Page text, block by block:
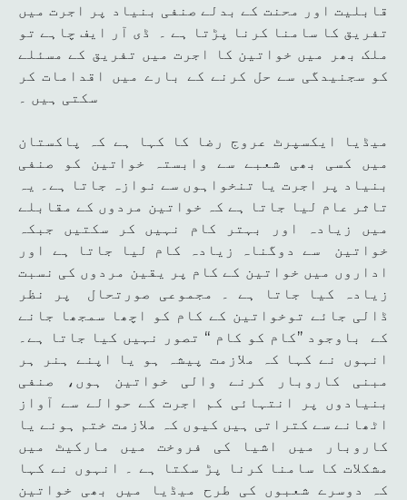
قابلیت اور محنت کے بدلے صنفی بنیاد پر اجرت میں
تفریق کا سامنا کرنا پڑتا ہے ۔ ڈی آر ایف چاہے تو
ملک بھر میں خواتین کا اجرت میں تفریق کے مسئلے
کو سجنیدگی سے حل کرنے کے بارے میں اقدامات کر
سکتی ہیں ۔
میڈیا ایکسپرٹ عروج رضا کا کہا ہے کہ پاکستان
میں کسی بھی شعبے سے وابستہ خواتین کو صنفی
بنیاد پر اجرت یا تنخواہوں سے نوازہ جاتا ہے۔ یہ
تاثر عام لیا جاتا ہے کہ خواتین مردوں کے مقابلے
میں زیادہ اور بہتر کام نہیں کر سکتیں جبکہ
خواتین سے دوگناہ زیادہ کام لیا جاتا ہے اور
اداروں میں خواتین کے کام پر یقین مردوں کی نسبت
زیادہ کیا جاتا ہے ۔ مجموعی صورتحال پر نظر
ڈالی جائے توخواتین کے کام کو اچھا سمجھا جانے
کے باوجود ’’کام کو کام ‘‘ تصور نہیں کیا جاتا ہے۔
انہوں نے کہا کہ ملازمت پیشہ ہو یا اپنے ہنر ہر
مبنی کاروبار کرنے والی خواتین ہوں، صنفی
بنیادوں پر انتہائی کم اجرت کے حوالے سے آواز
اٹھانے سے کتراتی ہیں کیوں کہ ملازمت ختم ہونے یا
کاروبار میں اشیا کی فروخت میں مارکیٹ میں
مشکلات کا سامنا کرنا پڑ سکتا ہے ۔ انہوں نے کہا
کہ دوسرے شعبوں کی طرح میڈیا میں بھی خواتین